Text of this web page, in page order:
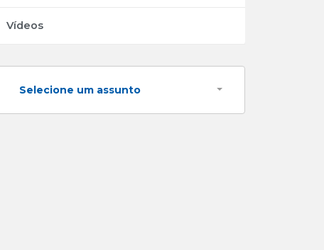
Vídeos
Selecione um assunto